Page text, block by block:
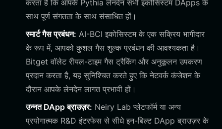
करता है कि आपके Pythia लेनदेन सभी इकोसिस्टम DApps के
साथ पूर्ण संगतता के साथ संसाधित हों।
स्मार्ट गैस प्रबंधन: AI-BCI इकोसिस्टम के एक सक्रिय भागीदार
के रूप में, आपको कुशल गैस शुल्क प्रबंधन की आवश्यकता है।
Bitget वॉलेट रीयल-टाइम गैस ट्रैकिंग और अनुकूलन उपकरण
प्रदान करता है, यह सुनिश्चित करते हुए कि नेटवर्क कंजेशन के
दौरान आपके लेनदेन लागत प्रभावी हों।
उन्नत DApp ब्राउज़र: Neiry Lab प्लेटफॉर्म या अन्य
प्रयोगात्मक R&D इंटरफेस से सीधे इन-बिल्ट DApp ब्राउज़र के